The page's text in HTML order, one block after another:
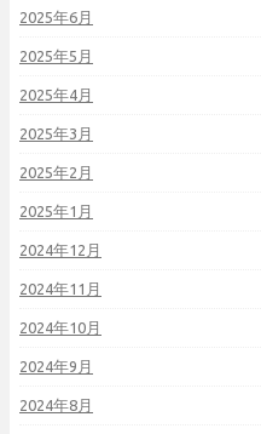
2025年6月
2025年5月
2025年4月
2025年3月
2025年2月
2025年1月
2024年12月
2024年11月
2024年10月
2024年9月
2024年8月